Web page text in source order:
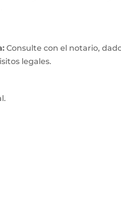
:Consulte con el notario,
legales.